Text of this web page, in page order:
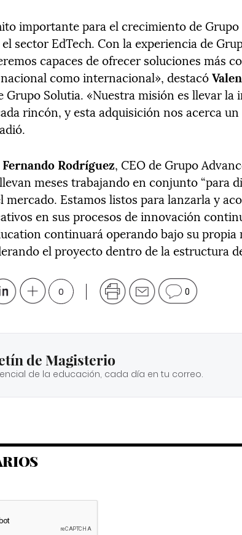
importante para el crecimiento de
sector EdTech. Con la experiencia de
capaces de ofrecer soluciones más
como internacional», destacó
Grupo Solutia. «Nuestra misión es llevar la
rincón, y esta adquisición nos acerca un
Fernando Rodríguez, CEO de Grupo
meses trabajando en conjunto “para
mercado. Estamos listos para lanzarla y
en sus procesos de innovación
continuará operando bajo su propia
el proyecto dentro de la estructura
0 0
de Magisterio
de la educación, cada día en tu correo.